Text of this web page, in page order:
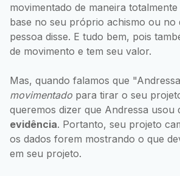
movimentado de maneira
base no seu próprio achismo ou no
pessoa disse. E tudo bem, pois
de movimento e tem seu valor.
Mas, quando falamos que
movimentado para tirar o seu
queremos dizer que Andressa usou
evidência. Portanto, seu projeto
os dados forem mostrando o que
em seu projeto.